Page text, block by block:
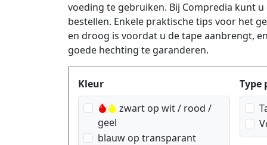
voeding te gebruiken. Bij Compredia kunt
bestellen. Enkele praktische tips voor het
en droog is voordat u de tape aanbrengt,
goede hechting te garanderen.
Produktfilter
Kleur
zwart op wit / rood /
geel
blauw op transparant
Type